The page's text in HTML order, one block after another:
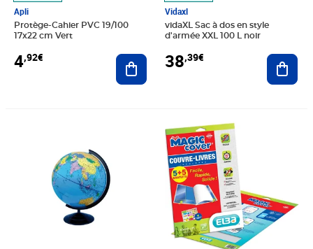
Apli
Protège-Cahier PVC 19/100
17x22 cm Vert
4,92€ Ajouter au panier
Vidaxl
vidaXL Sac à dos en style
d'armée XXL 100 L noir
38,39€
Prix 22,41€